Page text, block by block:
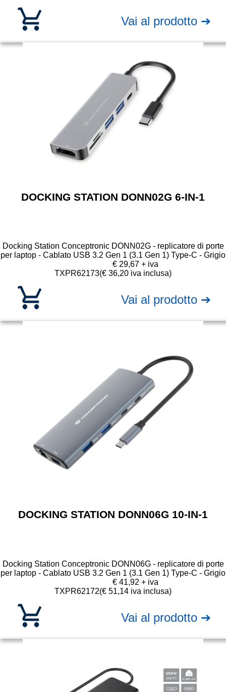
Vai al prodotto ➔
DOCKING STATION DONN02G 6-IN-1
Docking Station Conceptronic DONN02G - replicatore di porte
per laptop - Cablato USB 3.2 Gen 1 (3.1 Gen 1) Type-C - Grigio
TXPR62173
€ 29,67 + iva
(€ 36,20 iva inclusa)
Vai al prodotto ➔
DOCKING STATION DONN06G 10-IN-1
Docking Station Conceptronic DONN06G - replicatore di porte
per laptop - Cablato USB 3.2 Gen 1 (3.1 Gen 1) Type-C - Grigio
TXPR62172
€ 41,92 + iva
(€ 51,14 iva inclusa)
Vai al prodotto ➔